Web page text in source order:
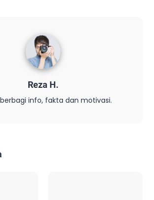
Reza H.
info, fakta dan motivasi.